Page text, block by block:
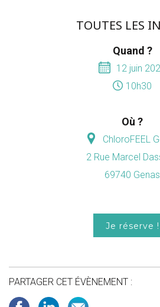
TOUTES LES
Quand ?
12 juin
10h30
Où ?
ChloroFEEL
2 Rue Marcel
69740 Genas
Je réserve !
PARTAGER CET ÉVÈNEMENT :